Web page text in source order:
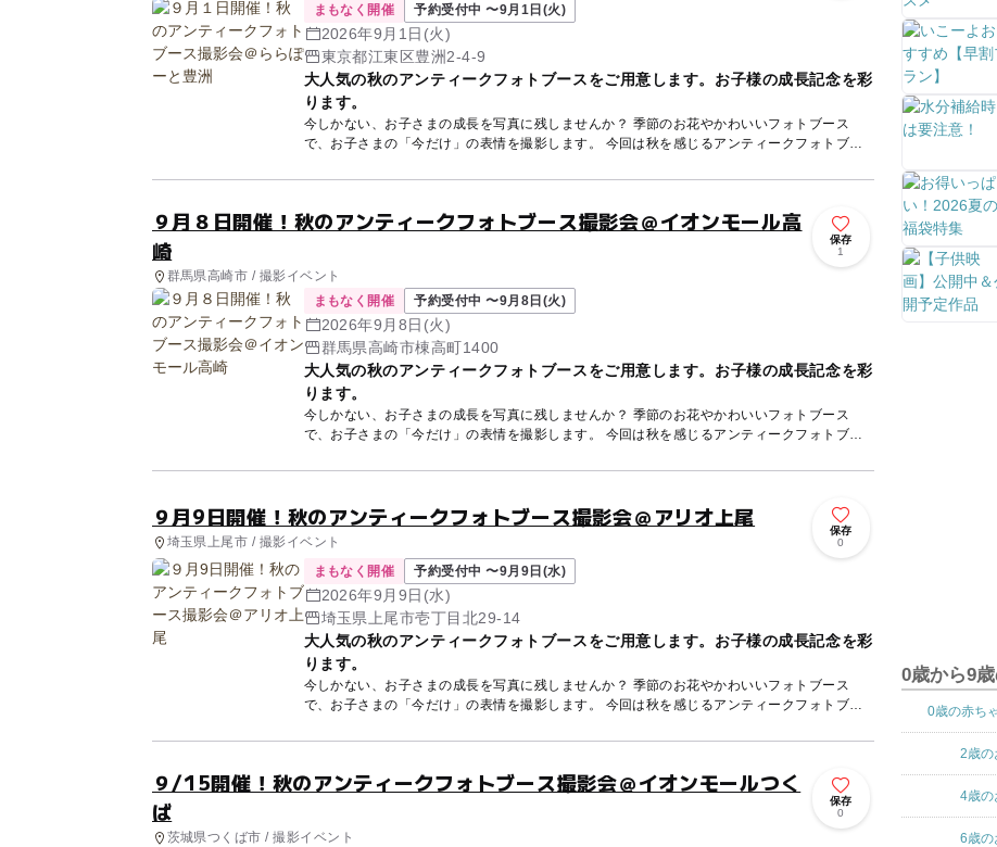
まもなく開催 予約受付中 〜9月1日(火)
2026年9月1日(火)
東京都江東区豊洲2-4-9
大人気の秋のアンティークフォトブースをご用意します。お子様の成長記念を彩
ります。
今しかない、お子さまの成長を写真に残しませんか？ 季節のお花やかわいいフォトブース
で、お子さまの「今だけ」の表情を撮影します。 今回は秋を感じるアンティークフォトブ
９月８日開催！秋のアンティークフォトブース撮影会＠イオンモール高
崎
群馬県高崎市 / 撮影イベント
保存
1
まもなく開催 予約受付中 〜9月8日(火)
2026年9月8日(火)
群馬県高崎市棟高町1400
大人気の秋のアンティークフォトブースをご用意します。お子様の成長記念を彩
ります。
今しかない、お子さまの成長を写真に残しませんか？ 季節のお花やかわいいフォトブース
で、お子さまの「今だけ」の表情を撮影します。 今回は秋を感じるアンティークフォトブ
９月9日開催！秋のアンティークフォトブース撮影会＠アリオ上尾
埼玉県上尾市 / 撮影イベント
保存
0
まもなく開催 予約受付中 〜9月9日(水)
2026年9月9日(水)
埼玉県上尾市壱丁目北29-14
大人気の秋のアンティークフォトブースをご用意します。お子様の成長記念を彩
ります。
今しかない、お子さまの成長を写真に残しませんか？ 季節のお花やかわいいフォトブース
で、お子さまの「今だけ」の表情を撮影します。 今回は秋を感じるアンティークフォトブ
９/15開催！秋のアンティークフォトブース撮影会＠イオンモールつく
ば
茨城県つくば市 / 撮影イベント
保存
0
0歳から9
0歳の赤ち
2歳の
4歳の
6歳の